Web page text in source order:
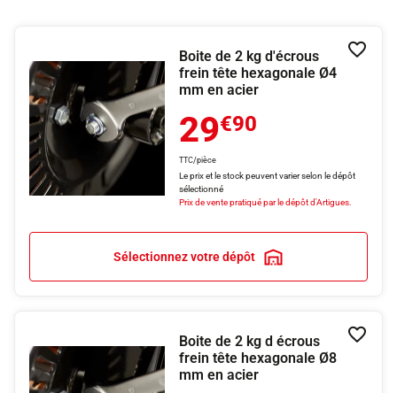
Boite de 2 kg d'écrous
frein tête hexagonale Ø4
mm en acier
29€90
TTC/pièce
Le prix et le stock peuvent varier selon le dépôt
sélectionné
Prix de vente pratiqué par le dépôt d'Artigues.
Sélectionnez votre dépôt
Boite de 2 kg d écrous
frein tête hexagonale Ø8
mm en acier